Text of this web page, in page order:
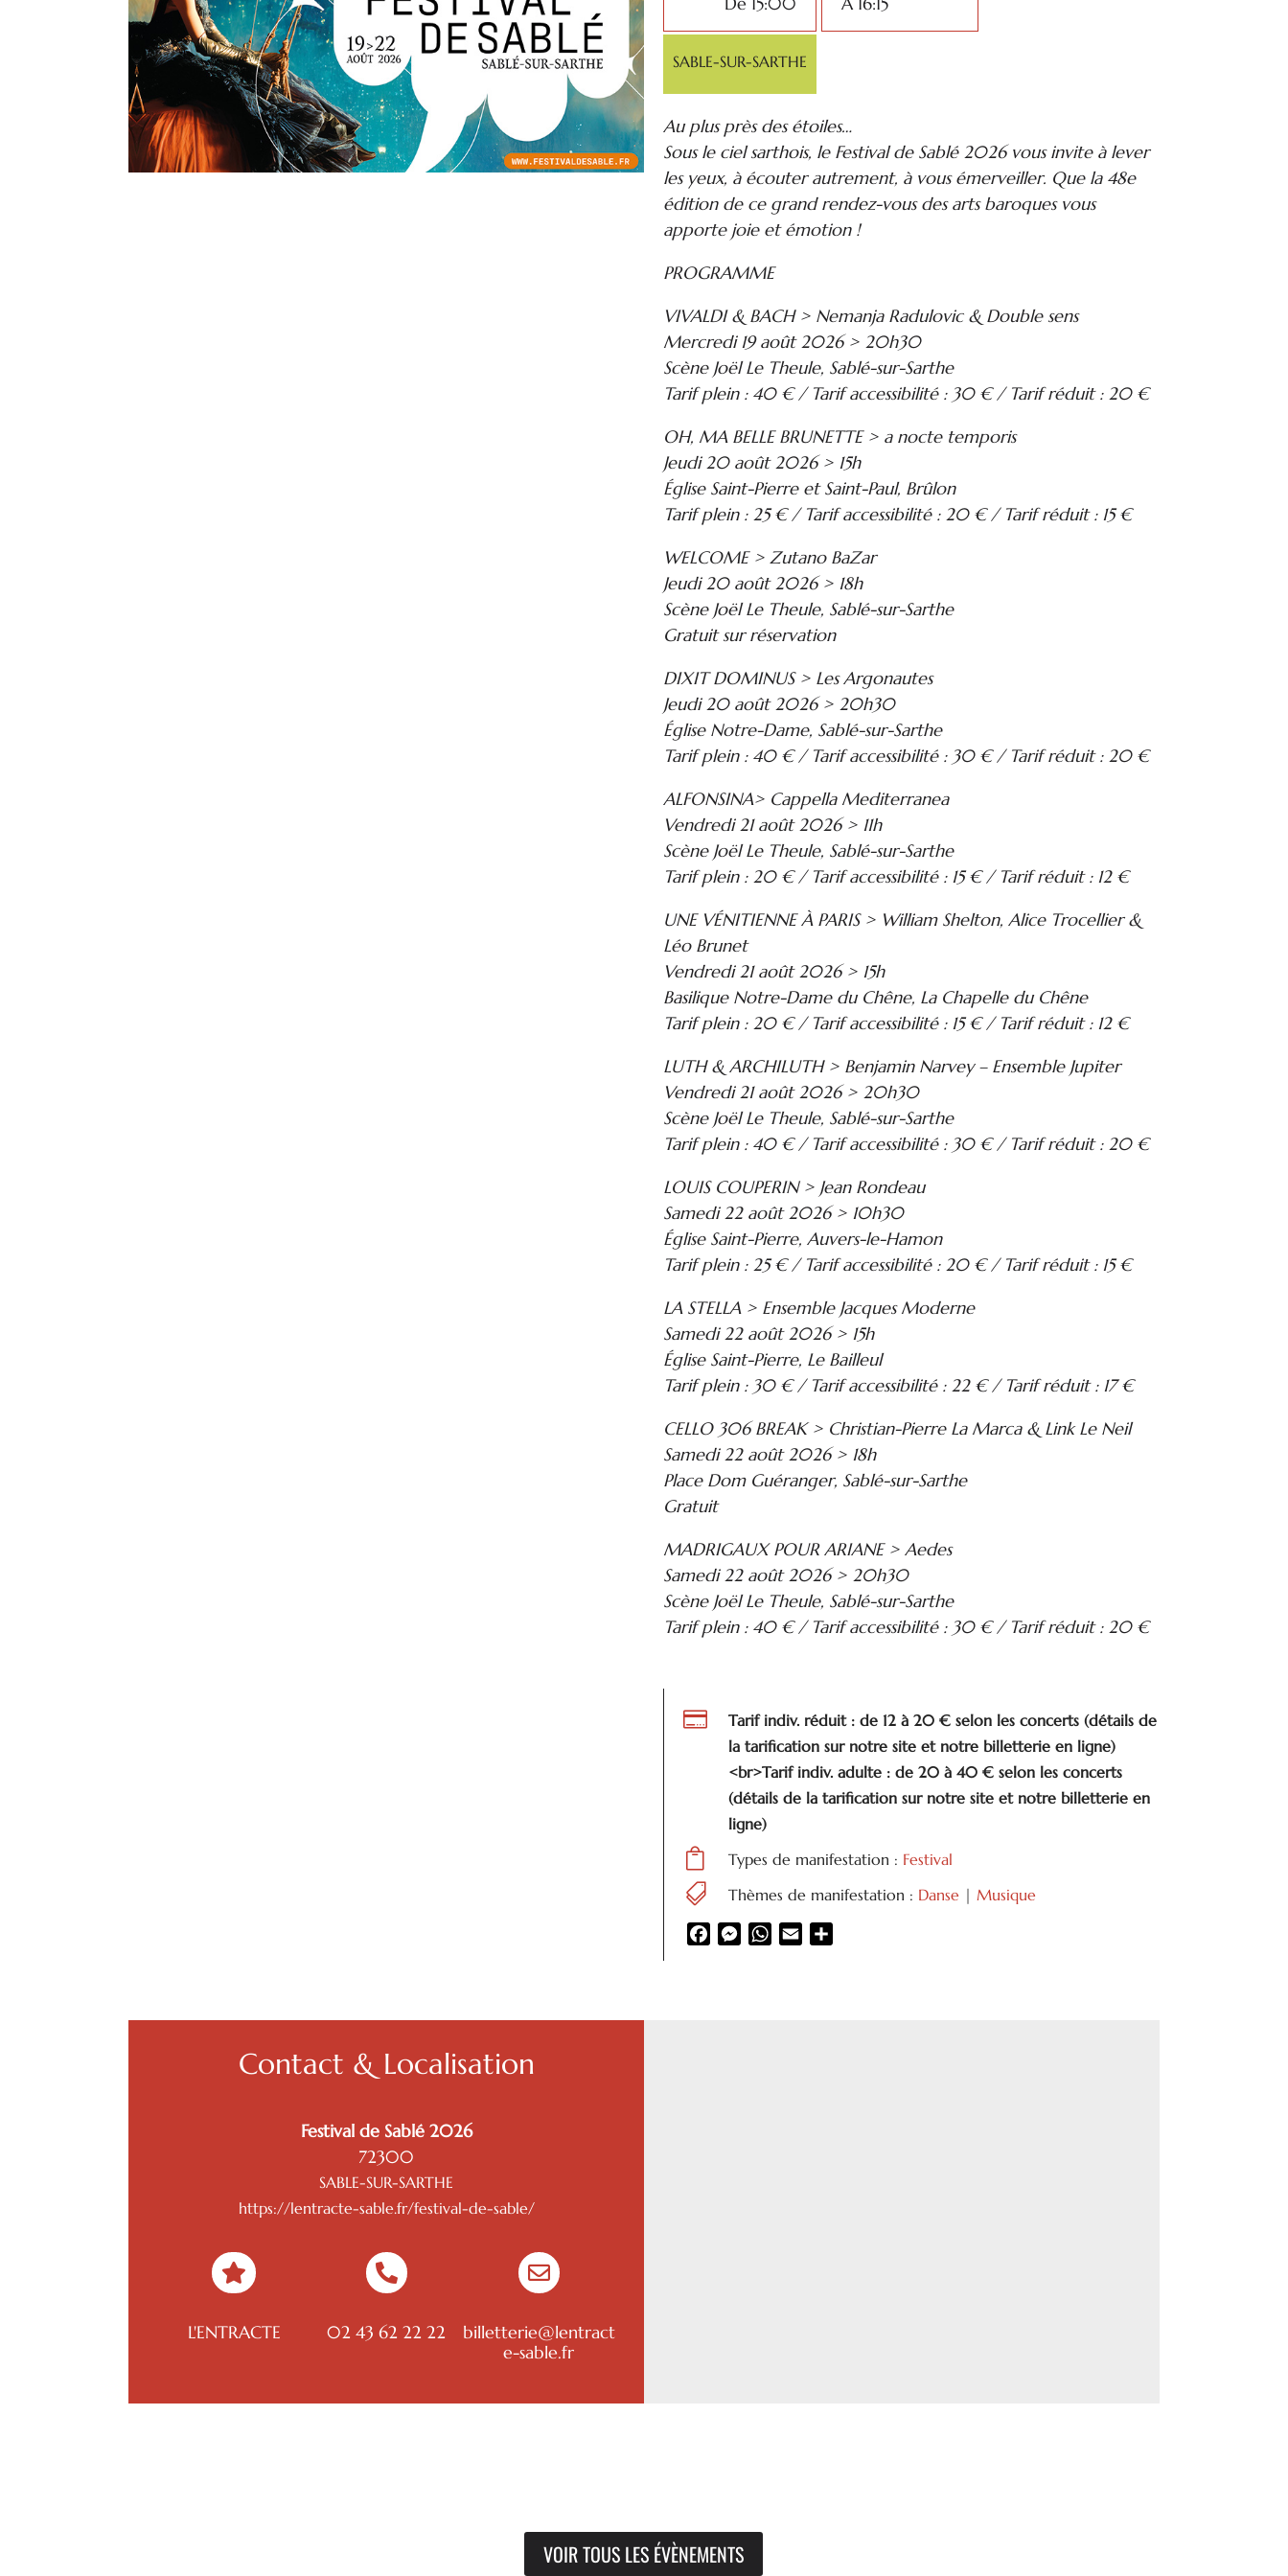
SABLE-SUR-SARTHE
Au plus près des étoiles…
Sous le ciel sarthois, le Festival de Sablé 2026 vous invite à lever
les yeux, à écouter autrement, à vous émerveiller. Que la 48e
édition de ce grand rendez-vous des arts baroques vous
apporte joie et émotion !
PROGRAMME
VIVALDI & BACH > Nemanja Radulovic & Double sens
Mercredi 19 août 2026 > 20h30
Scène Joël Le Theule, Sablé-sur-Sarthe
Tarif plein : 40 € / Tarif accessibilité : 30 € / Tarif réduit : 20 €
OH, MA BELLE BRUNETTE > a nocte temporis
Jeudi 20 août 2026 > 15h
Église Saint-Pierre et Saint-Paul, Brûlon
Tarif plein : 25 € / Tarif accessibilité : 20 € / Tarif réduit : 15 €
WELCOME > Zutano BaZar
Jeudi 20 août 2026 > 18h
Scène Joël Le Theule, Sablé-sur-Sarthe
Gratuit sur réservation
DIXIT DOMINUS > Les Argonautes
Jeudi 20 août 2026 > 20h30
Église Notre-Dame, Sablé-sur-Sarthe
Tarif plein : 40 € / Tarif accessibilité : 30 € / Tarif réduit : 20 €
ALFONSINA> Cappella Mediterranea
Vendredi 21 août 2026 > 11h
Scène Joël Le Theule, Sablé-sur-Sarthe
Tarif plein : 20 € / Tarif accessibilité : 15 € / Tarif réduit : 12 €
UNE VÉNITIENNE À PARIS > William Shelton, Alice Trocellier &
Léo Brunet
Vendredi 21 août 2026 > 15h
Basilique Notre-Dame du Chêne, La Chapelle du Chêne
Tarif plein : 20 € / Tarif accessibilité : 15 € / Tarif réduit : 12 €
LUTH & ARCHILUTH > Benjamin Narvey – Ensemble Jupiter
Vendredi 21 août 2026 > 20h30
Scène Joël Le Theule, Sablé-sur-Sarthe
Tarif plein : 40 € / Tarif accessibilité : 30 € / Tarif réduit : 20 €
LOUIS COUPERIN > Jean Rondeau
Samedi 22 août 2026 > 10h30
Église Saint-Pierre, Auvers-le-Hamon
Tarif plein : 25 € / Tarif accessibilité : 20 € / Tarif réduit : 15 €
LA STELLA > Ensemble Jacques Moderne
Samedi 22 août 2026 > 15h
Église Saint-Pierre, Le Bailleul
Tarif plein : 30 € / Tarif accessibilité : 22 € / Tarif réduit : 17 €
CELLO 306 BREAK > Christian-Pierre La Marca & Link Le Neil
Samedi 22 août 2026 > 18h
Place Dom Guéranger, Sablé-sur-Sarthe
Gratuit
MADRIGAUX POUR ARIANE > Aedes
Samedi 22 août 2026 > 20h30
Scène Joël Le Theule, Sablé-sur-Sarthe
Tarif plein : 40 € / Tarif accessibilité : 30 € / Tarif réduit : 20 €

Tarif indiv. réduit : de 12 à 20 € selon les concerts (détails de
la tarification sur notre site et notre billetterie en ligne)
<br>Tarif indiv. adulte : de 20 à 40 € selon les concerts
(détails de la tarification sur notre site et notre billetterie en
ligne)
 Types de manifestation : Festival
 Thèmes de manifestation : Danse |Musique
FacebookMessenger
WhatsApp
Email
Contact & Localisation
Festival de Sablé 2026
72300
SABLE-SUR-SARTHE
https://lentracte-sable.fr/festival-de-sable/

L'ENTRACTE

02 43 62 22 22

billetterie@lentract
e-sable.fr
VOIR TOUS LES ÉVÈNEMENTS